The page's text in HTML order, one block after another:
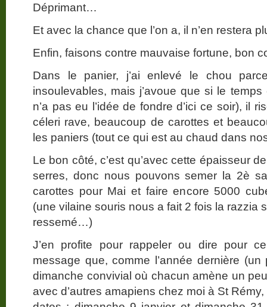
Déprimant…
Et avec la chance que l’on a, il n’en restera
Enfin, faisons contre mauvaise fortune, bon
Dans le panier, j’ai enlevé le chou
insoulevables, mais j’avoue que si le
n’a pas eu l’idée de fondre d’ici ce soir), il
céleri rave, beaucoup de carottes et
les paniers (tout ce qui est au chaud dans
Le bon côté, c’est qu’avec cette épaisseur
serres, donc nous pouvons semer la 2è
carottes pour Mai et faire encore 5000
(une vilaine souris nous a fait 2 fois la razzia
ressemé…)
J’en profite pour rappeler ou dire pour
message que, comme l’année dernière
dimanche convivial où chacun amène un
avec d’autres amapiens chez moi à St